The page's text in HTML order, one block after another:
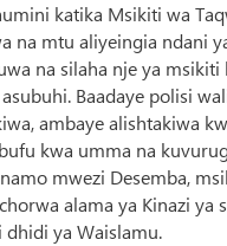
katika Msikiti wa
na mtu aliyeingia ndani
na silaha nje ya msikiti
Baadaye polisi
ambaye alishtakiwa
kwa umma na
mwezi Desemba,
alama ya Kinazi ya
dhidi ya Waislamu.